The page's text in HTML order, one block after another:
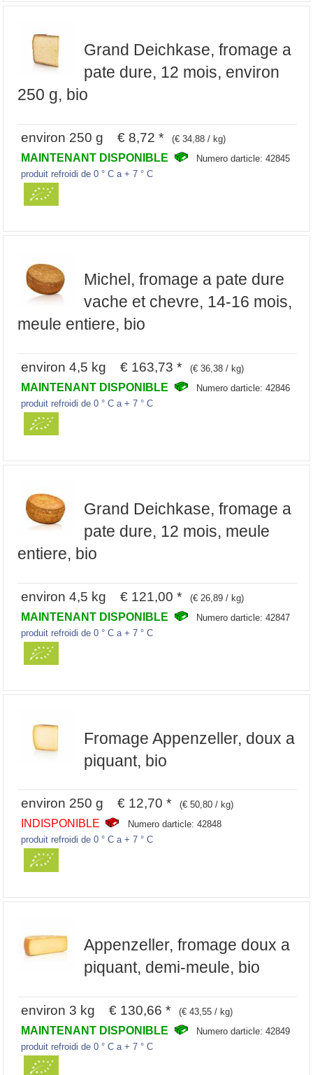
Grand Deichkase, fromage a
pate dure, 12 mois, environ
250 g, bio
environ 250 g € 8,72 * (€ 34,88 / kg)
MAINTENANT DISPONIBLE
Numero darticle: 42845
produit refroidi de 0 ° C a + 7 ° C
Michel, fromage a pate dure
vache et chevre, 14-16 mois,
meule entiere, bio
environ 4,5 kg € 163,73 * (€ 36,38 / kg)
MAINTENANT DISPONIBLE
Numero darticle: 42846
produit refroidi de 0 ° C a + 7 ° C
Grand Deichkase, fromage a
pate dure, 12 mois, meule
entiere, bio
environ 4,5 kg € 121,00 * (€ 26,89 / kg)
MAINTENANT DISPONIBLE
Numero darticle: 42847
produit refroidi de 0 ° C a + 7 ° C
Fromage Appenzeller, doux a
piquant, bio
environ 250 g € 12,70 * (€ 50,80 / kg)
INDISPONIBLE
Numero darticle: 42848
produit refroidi de 0 ° C a + 7 ° C
Appenzeller, fromage doux a
piquant, demi-meule, bio
environ 3 kg € 130,66 * (€ 43,55 / kg)
MAINTENANT DISPONIBLE
Numero darticle: 42849
produit refroidi de 0 ° C a + 7 ° C